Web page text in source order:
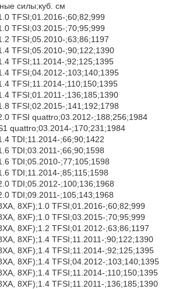
силы;куб. см
TFSI;01.2016-;60;82;999
TFSI;03.2015-;70;95;999
TFSI;05.2010-;63;86;1197
TFSI;05.2010-;90;122;1390
TFSI;11.2014-;92;125;1395
TFSI;04.2012-;103;140;1395
TFSI;11.2014-;110;150;1395
TFSI;01.2011-;136;185;1390
TFSI;02.2015-;141;192;1798
TFSI quattro;03.2012-;188;256;1984
quattro;03.2014-;170;231;1984
TDI;11.2014-;66;90;1422
TDI;03.2011-;66;90;1598
TDI;05.2010-;77;105;1598
TDI;11.2014-;85;115;1598
TDI;05.2012-;100;136;1968
TDI;09.2011-;105;143;1968
8XF);1.0 TFSI;01.2016-;60;82;999
8XF);1.0 TFSI;03.2015-;70;95;999
8XF);1.2 TFSI;01.2012-;63;86;1197
8XF);1.4 TFSI;11.2011-;90;122;1390
8XF);1.4 TFSI;11.2014-;92;125;1395
8XF);1.4 TFSI;04.2012-;103;140;1395
8XF);1.4 TFSI;11.2014-;110;150;1395
8XF);1.4 TFSI;11.2011-;136;185;1390